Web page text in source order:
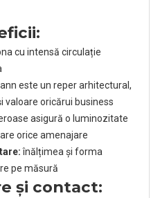
cu intensă circulație
este un reper arhitectural,
valoare oricărui business
asigură o luminozitate
orice amenajare
înălțimea și forma
pe măsură
și contact: